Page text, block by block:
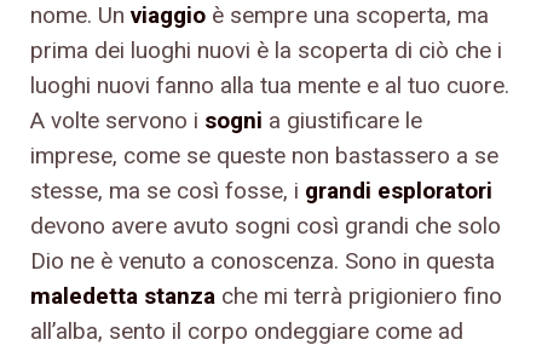
nome. Un viaggio è sempre una scoperta, ma
prima dei luoghi nuovi è la scoperta di ciò che i
luoghi nuovi fanno alla tua mente e al tuo cuore.
A volte servono i sogni a giustificare le
imprese, come se queste non bastassero a se
stesse, ma se così fosse, i grandi esploratori
devono avere avuto sogni così grandi che solo
Dio ne è venuto a conoscenza. Sono in questa
maledetta stanza che mi terrà prigioniero fino
all’alba, sento il corpo ondeggiare come ad